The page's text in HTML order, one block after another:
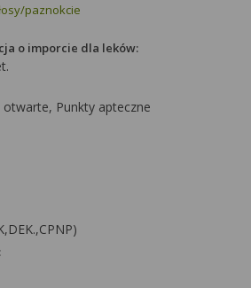
paznokcie
o imporcie dla leków:
Punkty apteczne